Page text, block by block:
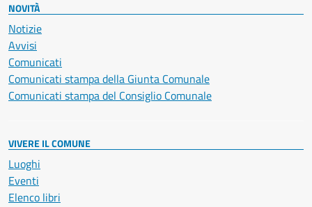
NOVITÀ
Notizie
Avvisi
Comunicati
Comunicati stampa della Giunta Comunale
Comunicati stampa del Consiglio Comunale
VIVERE IL COMUNE
Luoghi
Eventi
Elenco libri